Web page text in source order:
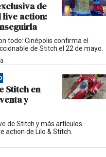
de
live action:
todo: Cinépolis confirma el
de Stitch el 22 de mayo.
Stitch en
y
de Stitch y más artículos
action de Lilo & Stitch.